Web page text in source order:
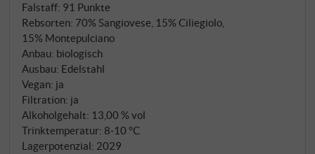
kurze Maischegärung bei kühlen Temperaturen,
Stahl – so entsteht aus Montecuccos wichtigster
Rebsorte ein Rosé, der den Charakter des Terroirs in
einer anderen Farbe erzählt.
Falstaff: 91 Punkte
Rebsorten: 70% Sangiovese, 15% Ciliegiolo,
15% Montepulciano
Anbau: biologisch
Ausbau: Edelstahl
Vegan: ja
Filtration: ja
Alkoholgehalt: 13,00 % vol
Trinktemperatur: 8‑10 °C
Lagerpotenzial: 2029